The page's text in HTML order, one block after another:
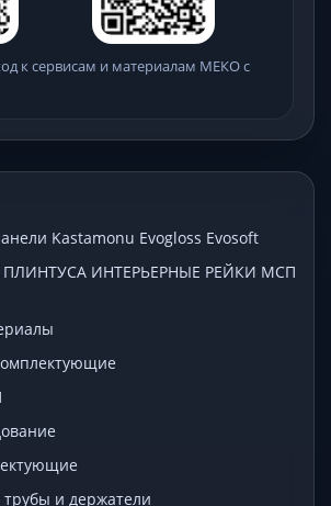
к сервисам и материалам МЕКО с
Kastamonu Evogloss Evosoft
ИНТЕРЬЕРНЫЕ РЕЙКИ МСП
и держатели